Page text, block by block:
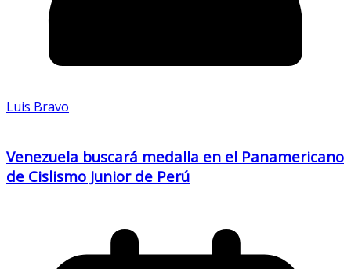
Luis Bravo
Venezuela buscará medalla en el Panamericano
de Cislismo Junior de Perú